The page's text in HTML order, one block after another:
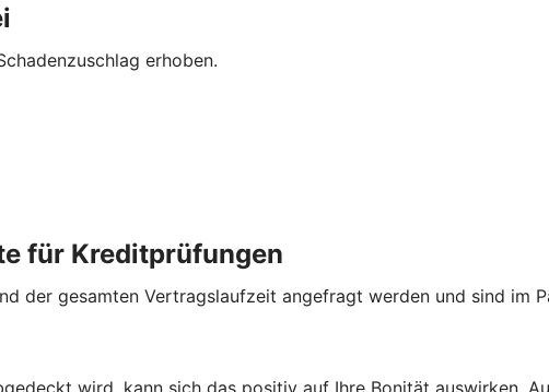
erhoben.
für Kreditprüfungen
der gesamten Vertragslaufzeit angefragt werden und sind im
wird, kann sich das positiv auf Ihre Bonität auswirken.